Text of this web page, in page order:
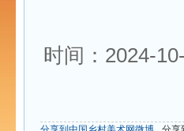
时间：2024-